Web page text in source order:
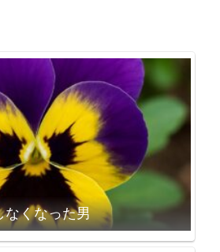
なくなった男